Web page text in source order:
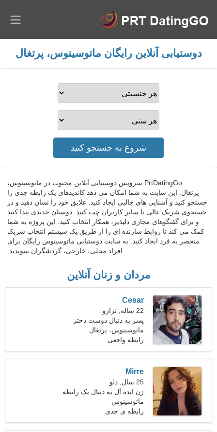
دوستیابی آنلاین رایگان ماتوسینوس، پرتغال
PrtDatingGo سرویس دوستیابی آنلاین محبوب در ماتوسینوس،
پرتغال. این سایت به شما امکان می دهد کاندیدهای یک رابطه جدی را
جستجو کنید و آشنایی های جالبی ایجاد کنید. علایق خود را نشان دهید و در
جستجوی شریک عالی با سایر کاربران چت کنید. دوستان جدیدی پیدا کنید
و برای گفتگوهای مجازی دلپذیر، همکار انتخاب کنید. این پروژه به شما
کمک می کند تا روابط سازنده ای را از طریق یک سیستم انتخاب شریک
منحصر به فرد ایجاد کنید. به سایت دوستیابی ماتوسینوس رایگان برای
افراد محلی، خارجی، گردشگران بپیوندید.
مردان و زنان آنلاین
Cesar
22 ساله, ترازو
پسر به دنبال دوست دختر
است 23-28
ماتوسینوس، پرتغال
رابطه واقعی
Mirre
25 سال, دلو
زن ایده آل به دنبال یک رابطه
جدی است
ماتوسینوس
رابطه ی جدی